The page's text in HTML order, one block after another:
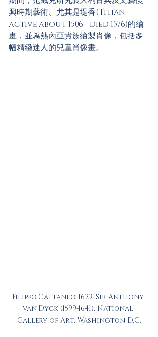
興時期藝術、尤其是堤香(Titian,
active about 1506; died 1576)的繪
畫，並為熱內亞貴族繪製肖像，包括多
幅精緻迷人的兒童肖像畫。
Filippo Cattaneo, 1623, Sir Anthony
van Dyck (1599-1641), National
Gallery of Art, Washington D.C.